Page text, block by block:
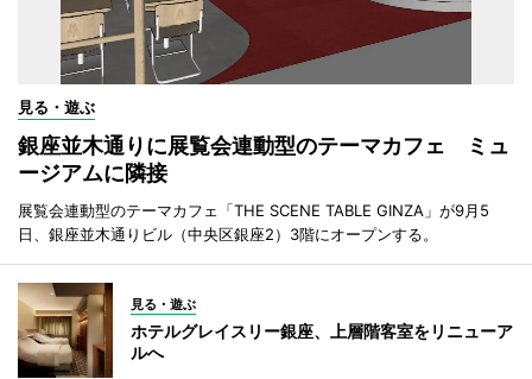
見る・遊ぶ
銀座並木通りに展覧会連動型のテーマカフェ ミュ
ージアムに隣接
展覧会連動型のテーマカフェ「THE SCENE TABLE GINZA」が9月5
日、銀座並木通りビル（中央区銀座2）3階にオープンする。
見る・遊ぶ
ホテルグレイスリー銀座、上層階客室をリニューア
ルへ